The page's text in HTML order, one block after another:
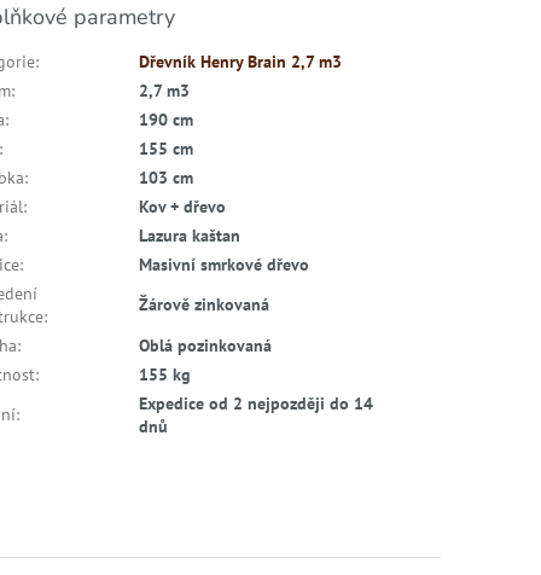
parametry
:
Dřevník Henry Brain 2,7 m3
:
2,7 m3
:
190 cm
:
155 cm
:
103 cm
:
Kov + dřevo
:
Lazura kaštan
:
Masivní smrkové dřevo
:
Žárově zinkovaná
:
Oblá pozinkovaná
:
155 kg
:
Expedice od 2 nejpozději do 14
dnů